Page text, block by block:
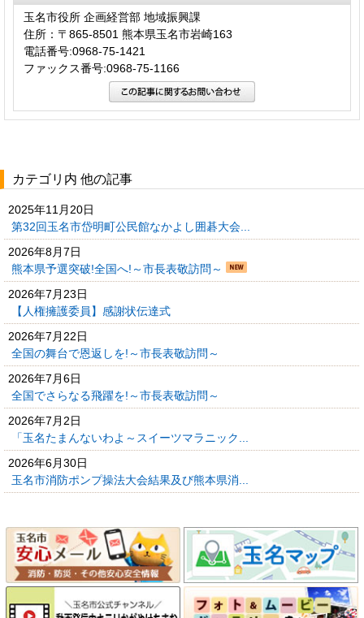
玉名市役所 企画経営部 地域振興課
住所：〒865-8501 熊本県玉名市岩崎163
電話番号:0968-75-1421
ファックス番号:0968-75-1166
カテゴリ内 他の記事
2025年11月20日
第32回玉名市岱明町公民館なかよし囲碁大会...
2026年8月7日
熊本県予選突破!全国へ!～市長表敬訪問～
2026年7月23日
【人権擁護委員】感謝状伝達式
2026年7月22日
全国の舞台で恩返しを!～市長表敬訪問～
2026年7月6日
全国でさらなる飛躍を!～市長表敬訪問～
2026年7月2日
「玉名たまんないわよ～スイーツマラニック...
2026年6月30日
玉名市消防ポンプ操法大会結果及び熊本県消...